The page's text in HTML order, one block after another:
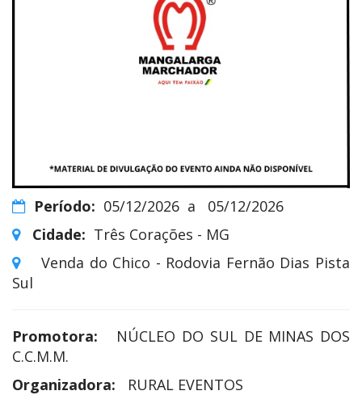
Período: 05/12/2026 a 05/12/2026
Cidade: Três Corações - MG
Venda do Chico - Rodovia Fernão Dias Pista
Sul
Promotora:
NÚCLEO DO SUL DE MINAS DOS
C.C.M.M.
Organizadora:
RURAL EVENTOS